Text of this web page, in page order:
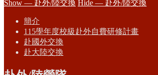
Show — 赴外/陸交換 Hide — 赴外/陸交換
簡介
115學年度校級赴外自費研修計畫
赴國外交換
赴大陸交換